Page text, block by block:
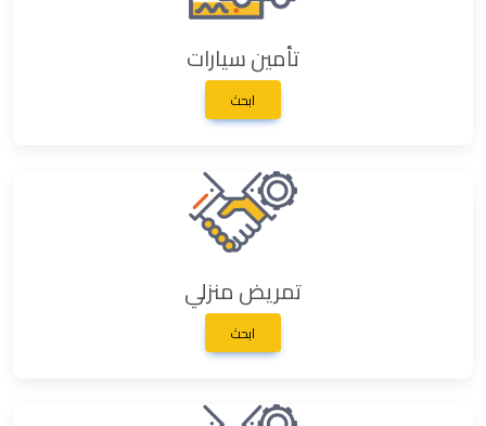
تأمين سيارات
ابحث
تمريض منزلي
ابحث